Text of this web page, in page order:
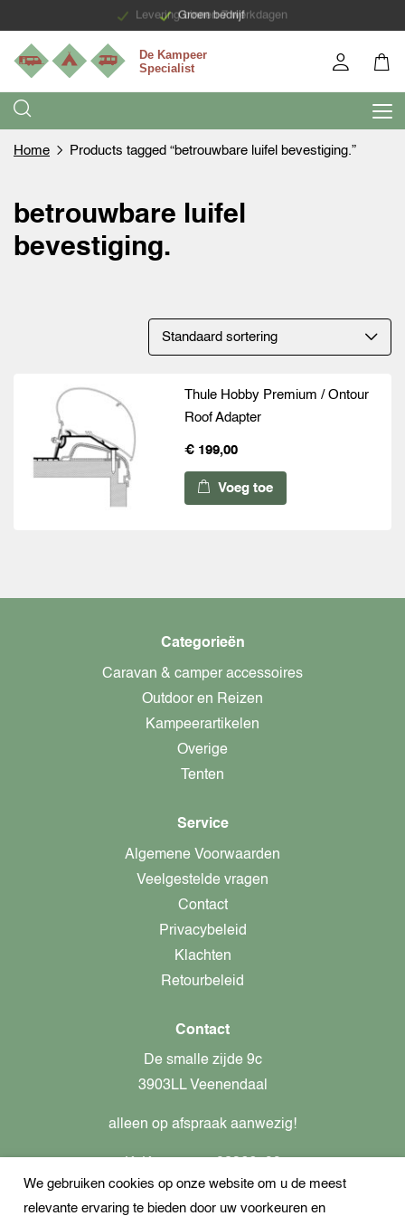
Groen bedrijf
Levering binnen 7 werkdagen
Home Products tagged “betrouwbare luifel bevestiging.”
betrouwbare luifel
bevestiging.
Thule Hobby Premium / Ontour
Roof Adapter
€ 199,00
Voeg toe
Categorieën
Caravan & camper accessoires
Outdoor en Reizen
Kampeerartikelen
Overige
Tenten
Service
Algemene Voorwaarden
Veelgestelde vragen
Contact
Privacybeleid
Klachten
Retourbeleid
Contact
De smalle zijde 9c
3903LL Veenendaal
alleen op afspraak aanwezig!
Btw-nummer: nl862437301B01
We gebruiken cookies op onze website om u de meest
relevante ervaring te bieden door uw voorkeuren en